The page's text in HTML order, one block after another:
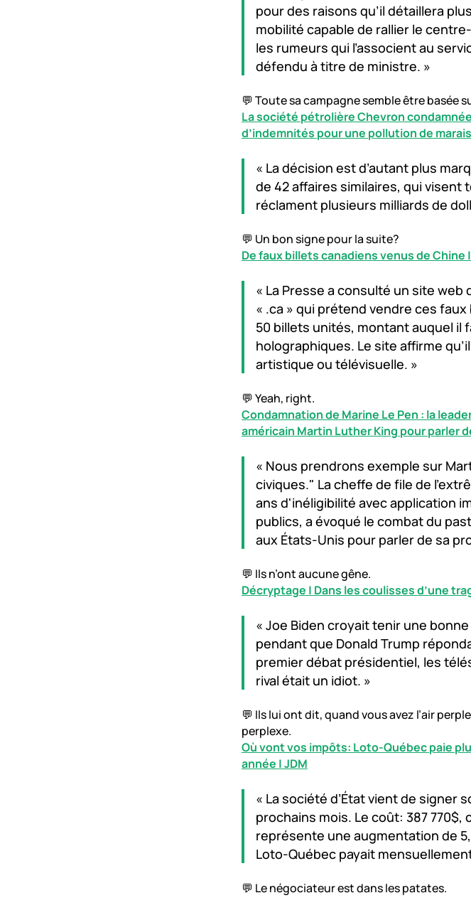
pour des raisons qu’il détaillera
mobilité capable de rallier le
les rumeurs qui l’associent au
défendu à titre de ministre. »
💬 Toute sa campagne semble être basée
La société pétrolière Chevron
d’indemnités pour une pollution de
« La décision est d’autant plus
de 42 affaires similaires, qui
réclament plusieurs milliards de
💬 Un bon signe pour la suite?
De faux billets canadiens venus de Chine
« La Presse a consulté un site web
« .ca » qui prétend vendre ces
50 billets unités, montant auquel il
holographiques. Le site affirme
artistique ou télévisuelle. »
💬 Yeah, right.
Condamnation de Marine Le Pen : la
américain Martin Luther King pour parler
« Nous prendrons exemple sur
civiques." La cheffe de file de
ans d'inéligibilité avec application
publics, a évoqué le combat du
aux États-Unis pour parler de sa
💬 Ils n’ont aucune gêne.
Décryptage | Dans les coulisses d’une
« Joe Biden croyait tenir une
pendant que Donald Trump
premier débat présidentiel, les
rival était un idiot. »
💬 Ils lui ont dit, quand vous avez l’air
perplexe.
Où vont vos impôts: Loto-Québec paie
année | JDM
« La société d’État vient de signer
prochains mois. Le coût: 387 770$,
représente une augmentation de
Loto-Québec payait
💬 Le négociateur est dans les patates.